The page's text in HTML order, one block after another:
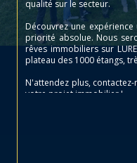
qualité sur le secteur.
Découvrez une
priorité absolue. Nous
rêves immobiliers sur
plateau des 1000 étangs,
N'attendez plus,
votre projet immobilier !